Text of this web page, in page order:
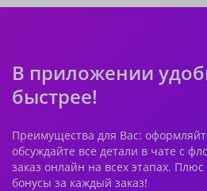
В приложении
быстрее!
Преимущества для Вас:
обсуждайте все детали в чате с
заказ онлайн на всех этапах.
бонусы за каждый заказ!